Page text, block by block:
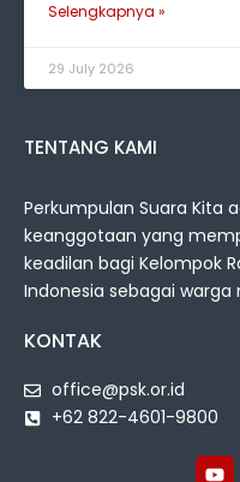
Selengkapnya »
29 July 2026
TENTANG KAMI
Perkumpulan Suara Kita
keanggotaan yang
keadilan bagi Kelompok
Indonesia sebagai warga
KONTAK
office@psk.or.id
+62 822-4601-9800